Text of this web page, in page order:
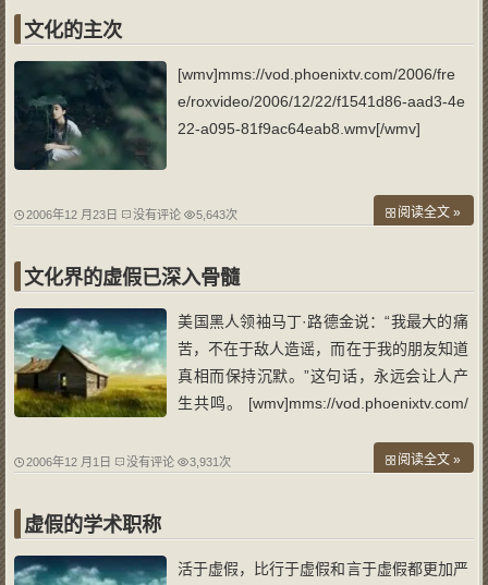
文化的主次
[wmv]mms://vod.phoenixtv.com/2006/fre
e/roxvideo/2006/12/22/f1541d86-aad3-4e
22-a095-81f9ac64eab8.wmv[/wmv]
2006年12 月23日 没有评论 5,643次 阅读全文 »
文化界的虚假已深入骨髓
美国黑人领袖马丁·路德金说：“我最大的痛
苦，不在于敌人造谣，而在于我的朋友知道
真相而保持沉默。”这句话，永远会让人产
生共鸣。 [wmv]mms://vod.phoenixtv.com/
2f23%2f5dde3f12-9dab-4b39-ac7b-4a8c4
2006年12 月1日 没有评论 3,931次 阅读全文 »
虚假的学术职称
活于虚假，比行于虚假和言于虚假都更加严